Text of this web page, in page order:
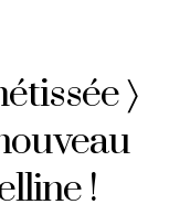
〉
!